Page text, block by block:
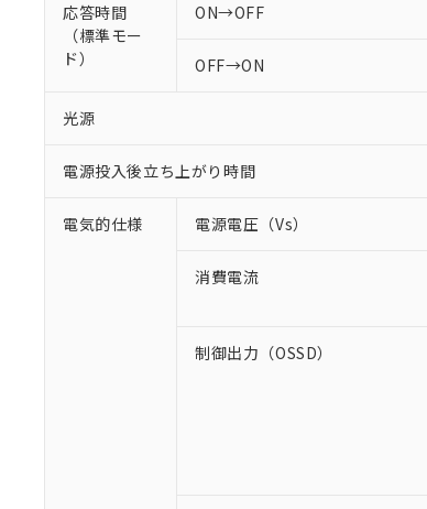
応答時間
（標準モー
ド）
ON→OFF
OFF→ON
光源
電源投入後立ち上がり時間
電気的仕様 電源電圧（Vs）
消費電流
制御出力（OSSD）